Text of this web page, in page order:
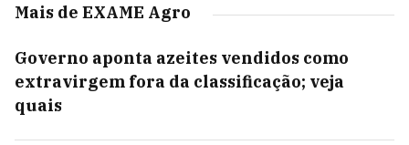
Mais de EXAME Agro
Governo aponta azeites vendidos como
extravirgem fora da classificação; veja
quais